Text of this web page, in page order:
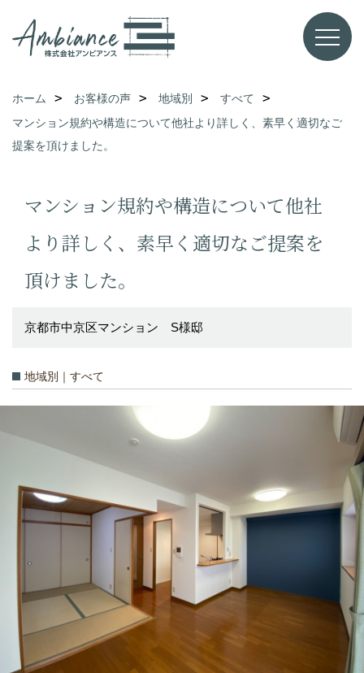
ホーム お客様の声 地域別
すべて
マンション規約や構造について他社より詳しく、素早く適切なご
提案を頂けました。
マンション規約や構造について他社
より詳しく、素早く適切なご提案を
頂けました。
京都市中京区マンション S様邸
地域別｜すべて